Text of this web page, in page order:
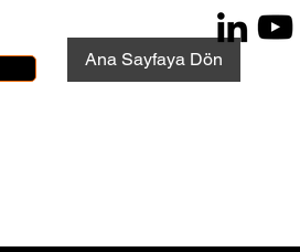
Ana Sayfaya Dön